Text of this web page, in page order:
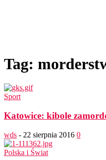
Tag:
Sport
Katowice: kibole
wds - 22 sierpnia 2016 0
Polska i Świat